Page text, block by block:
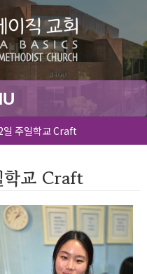
주일학교 Craft
학교 Craft